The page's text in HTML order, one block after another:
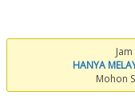
HANYA
Mohon